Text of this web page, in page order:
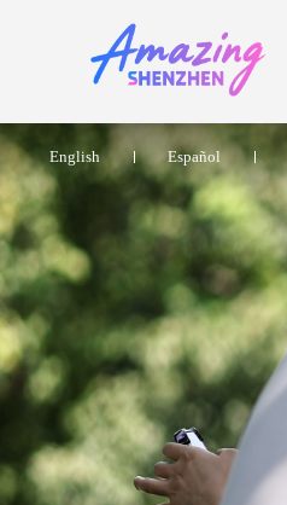
English Español